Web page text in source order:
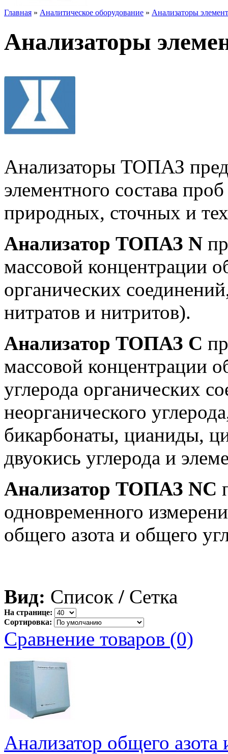
Главная » Аналитическое оборудование » Анализаторы
Анализаторы
Анализаторы ТОПАЗ
элементного состава
природных, сточных и
Анализатор ТОПАЗ N
массовой концентрации
органических
нитратов и нитритов).
Анализатор ТОПАЗ C
массовой концентрации
углерода органических
неорганического
бикарбонаты, цианиды,
двуокись углерода и
Анализатор ТОПАЗ NC
одновременного
общего азота и общего
Вид: Список / Сетка
На странице:
Сортировка:
Сравнение товаров (0)
Анализатор общего